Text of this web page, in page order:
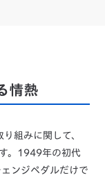
情熱
組みに関して、
。1949年の初代
ンジペダルだけで